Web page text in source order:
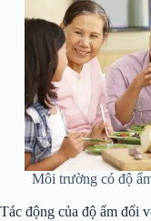
Môi trường có độ
Tác động của độ ẩm đối